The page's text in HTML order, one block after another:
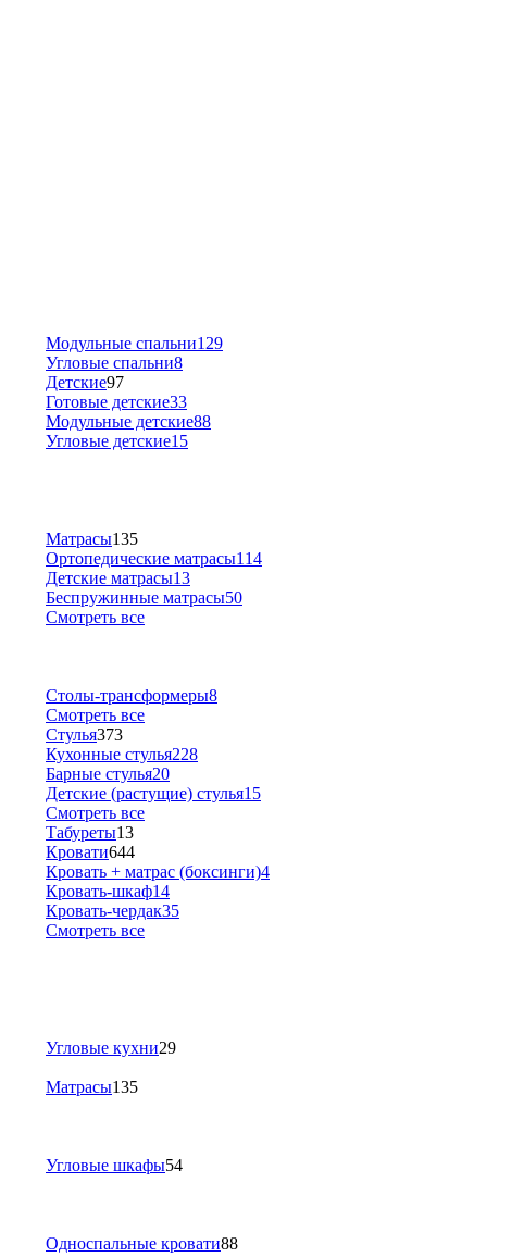
Модульные спальни129
Угловые спальни8
Детские97
Готовые детские33
Модульные детские88
Угловые детские15
Матрасы135
Ортопедические матрасы114
Детские матрасы13
Беспружинные матрасы50
Смотреть все
Столы-трансформеры8
Смотреть все
Стулья373
Кухонные стулья228
Барные стулья20
Детские (растущие) стулья15
Смотреть все
Табуреты13
Кровати644
Кровать + матрас (боксинги)4
Кровать-шкаф14
Кровать-чердак35
Смотреть все
Угловые кухни29
Матрасы135
Угловые шкафы54
Односпальные кровати88